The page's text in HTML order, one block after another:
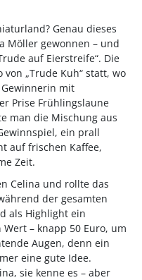
Genau dieses
Möller gewonnen – und
auf Eierstreife“. Die
„Trude Kuh“ statt, wo
mit
Prise Frühlingslaune
man die Mischung aus
ein prall
auf frischen Kaffee,
Zeit.
Celina und rollte das
der gesamten
als Highlight ein
– knapp 50 Euro, um
Augen, denn ein
eine gute Idee.
sie kenne es – aber